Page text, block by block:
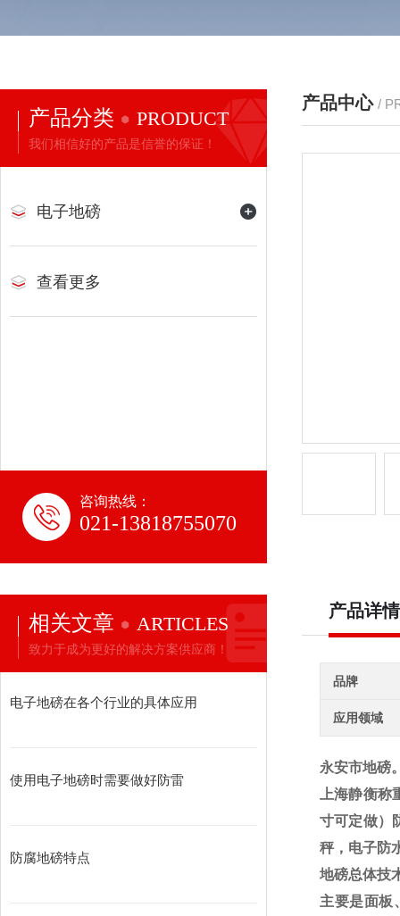
产品分类 PRODUCT
我们相信好的产品是信誉的保证！
电子地磅
查看更多
咨询热线：
021-13818755070
相关文章 ARTICLES
致力于成为更好的解决方案供应商！
电子地磅在各个行业的具体应用
使用电子地磅时需要做好防雷
防腐地磅特点
产品中心 /
产品详情
品牌
应用领域
永安市地磅
上海静衡
寸可定做）
秤，电子防
地磅总体技
主要是面板